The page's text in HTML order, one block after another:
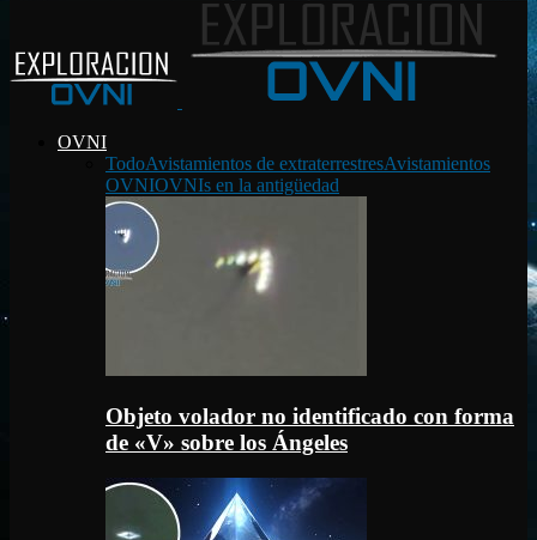
OVNI
TodoAvistamientos de extraterrestresAvistamientos
OVNIOVNIs en la antigüedad
Objeto volador no identificado con forma
de «V» sobre los Ángeles